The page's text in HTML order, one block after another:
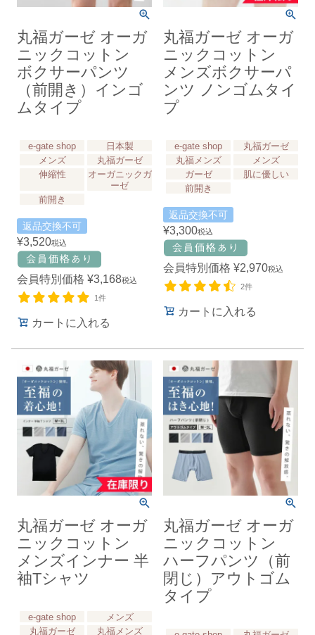
丸福ガーゼ オーガ
ニックコットン
ボクサーパンツ
（前開き）インゴ
ムタイプ
e-gate shop
日本製
メンズ
丸福ガーゼ
伸縮性
オーガニックガ
ーゼ
前開き
返品交換不可
¥3,520税込
会員特別価格 ¥3,168税込
1件
カートに入れる
丸福ガーゼ オーガ
ニックコットン
メンズボクサーパ
ンツ ノンゴムタイ
プ
e-gate shop
丸福ガーゼ
丸福メンズ
メンズ
ガーゼ
肌に優しい
前開き
返品交換不可
¥3,300税込
会員特別価格 ¥2,970税込
2件
カートに入れる
丸福ガーゼ オーガ
ニックコットン
メンズインナー 半
袖Tシャツ
e-gate shop
メンズ
丸福ガーゼ
丸福メンズ
丸福ガーゼ オーガ
ニックコットン
ハーフパンツ（前
閉じ）アウトゴム
タイプ